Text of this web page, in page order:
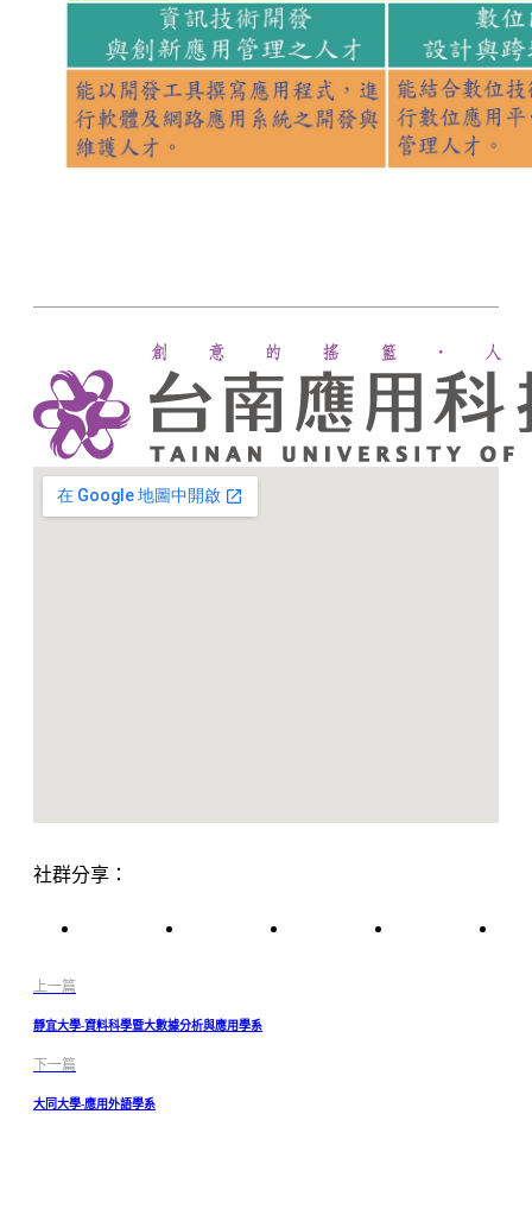
社群分享：
上一篇
靜宜大學-資料科學暨大數據分析與應用學系
下一篇
大同大學-應用外語學系